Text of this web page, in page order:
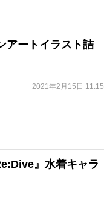
アートイラスト詰
2021年2月15日 11:15
』水着キャラ